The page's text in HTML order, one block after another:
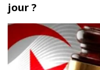
jour ?